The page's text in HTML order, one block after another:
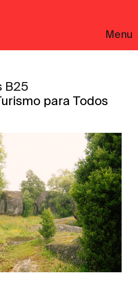
Menu
B25
para Todos